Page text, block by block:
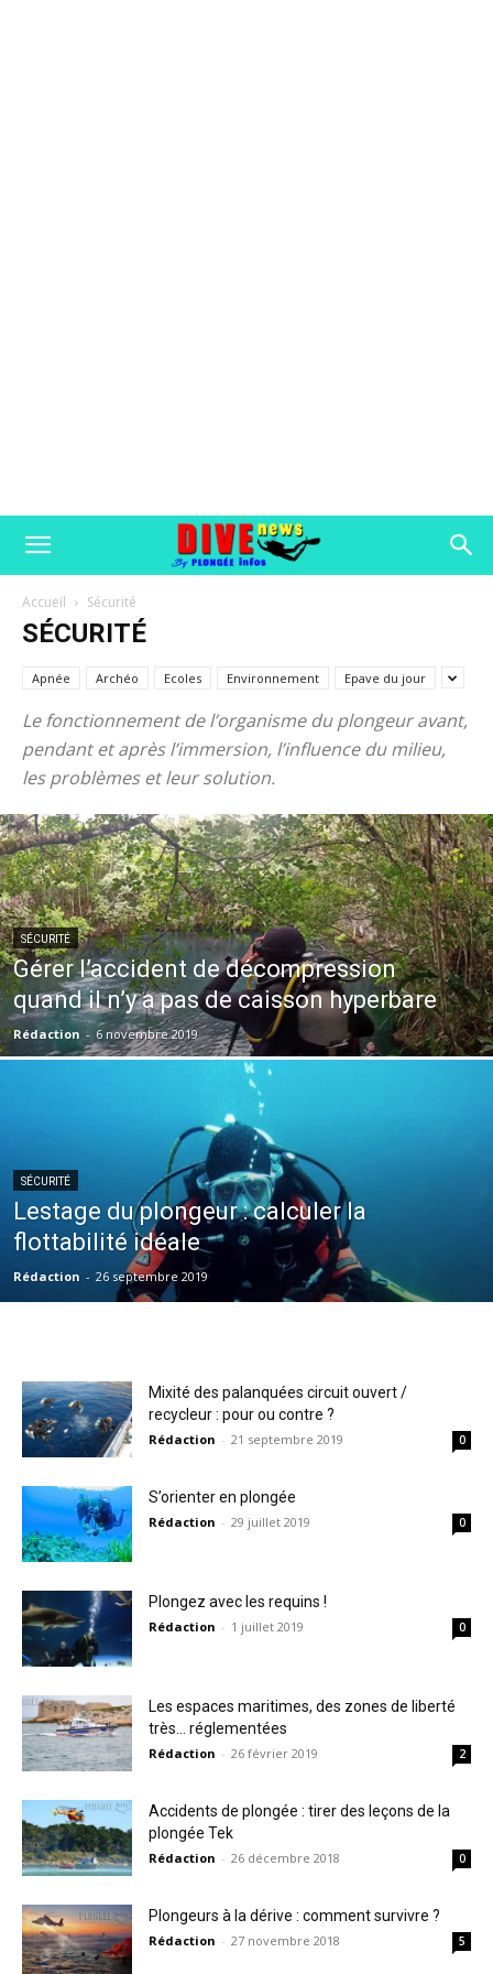
Accueil Sécurité
SÉCURITÉ
Apnée Archéo Ecoles Environnement Epave du jour
Le fonctionnement de l’organisme du plongeur avant,
pendant et après l’immersion, l’influence du milieu,
les problèmes et leur solution.
SÉCURITÉ
Gérer l’accident de décompression
quand il n’y a pas de caisson hyperbare
Rédaction - 6 novembre 2019
SÉCURITÉ
Lestage du plongeur : calculer la
flottabilité idéale
Rédaction - 26 septembre 2019
Mixité des palanquées circuit ouvert /
recycleur : pour ou contre ?
Rédaction - 21 septembre 2019 0
S’orienter en plongée
Rédaction - 29 juillet 2019 0
Plongez avec les requins !
Rédaction - 1 juillet 2019 0
Les espaces maritimes, des zones de liberté
très… réglementées
Rédaction - 26 février 2019 2
Accidents de plongée : tirer des leçons de la
plongée Tek
Rédaction - 26 décembre 2018 0
Plongeurs à la dérive : comment survivre ?
Rédaction - 27 novembre 2018 5